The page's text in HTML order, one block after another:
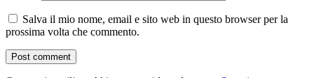
Salva il mio nome, email e sito web in questo browser per la
prossima volta che commento.